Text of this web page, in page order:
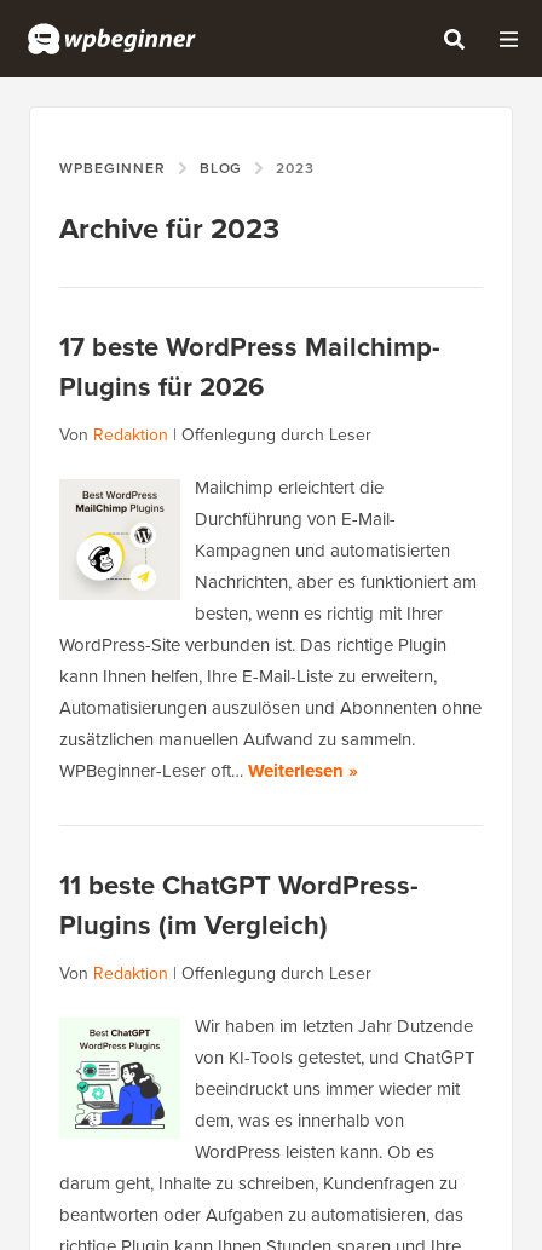
WPBEGINNER BLOG 2023
Archive für 2023
17 beste WordPress Mailchimp-
Plugins für 2026
Von Redaktion | Offenlegung durch Leser
Mailchimp erleichtert die
Durchführung von E-Mail-
Kampagnen und automatisierten
Nachrichten, aber es funktioniert am
besten, wenn es richtig mit Ihrer
WordPress-Site verbunden ist. Das richtige Plugin
kann Ihnen helfen, Ihre E-Mail-Liste zu erweitern,
Automatisierungen auszulösen und Abonnenten ohne
zusätzlichen manuellen Aufwand zu sammeln.
WPBeginner-Leser oft…Weiterlesen »
11 beste ChatGPT WordPress-
Plugins (im Vergleich)
Von Redaktion | Offenlegung durch Leser
Wir haben im letzten Jahr Dutzende
von KI-Tools getestet, und ChatGPT
beeindruckt uns immer wieder mit
dem, was es innerhalb von
WordPress leisten kann. Ob es
darum geht, Inhalte zu schreiben, Kundenfragen zu
beantworten oder Aufgaben zu automatisieren, das